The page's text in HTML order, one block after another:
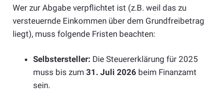
Wer zur Abgabe verpflichtet ist (z.B. weil das zu
versteuernde Einkommen über dem Grundfreibetrag
liegt), muss folgende Fristen beachten:
Selbstersteller: Die Steuererklärung für 2025
muss bis zum 31. Juli 2026 beim Finanzamt
sein.